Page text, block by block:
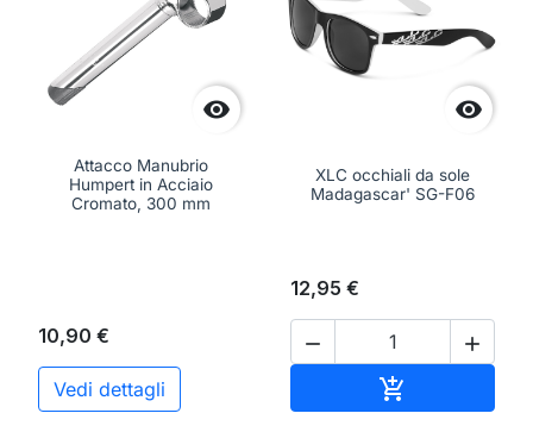

Attacco Manubrio
Humpert in Acciaio
Cromato, 300 mm
10,90 €
Vedi dettagli

XLC occhiali da sole
Madagascar' SG-F06
12,95 €
 
